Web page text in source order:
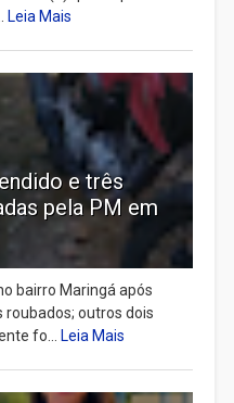
Leia Mais
e três
pela PM em
bairro Maringá após
outros dois
fo... Leia Mais